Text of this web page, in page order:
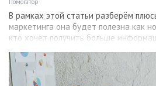
Помогатор
В рамках этой статьи разберём
маркетинга она будет полезна как
кто хочет получить больше